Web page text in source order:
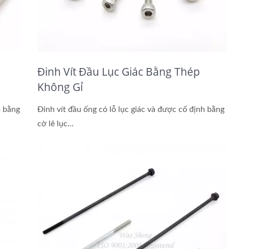
bằng
Đinh Vít Đầu Lục Giác Bằng Thép
Không Gỉ
Đinh vít đầu ống có lỗ lục giác và được cố định bằng
cờ lê lục...